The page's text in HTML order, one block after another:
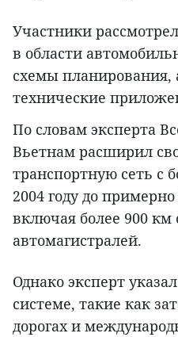
Участники
в области
схемы планирования,
технические
По словам эксперта
Вьетнам расширил
транспортную сеть с
2004 году до
включая более 900 км
автомагистралей.
Однако эксперт
системе, такие как
дорогах и